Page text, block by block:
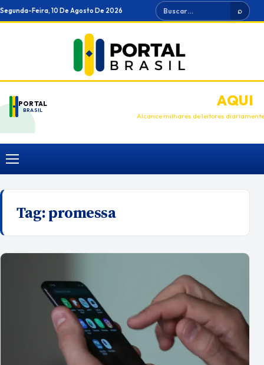
Ir
para
Segunda-Feira, 10 De Agosto De 2026 Buscar ⌕
PORTAL
BRASIL
ANUNCIEAQUI
Alcance milhares de leitores diariamente
Menu
Tag:promessa